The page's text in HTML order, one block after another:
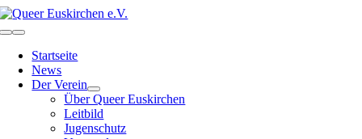
Zum
Inhalt
Toggle
NavigationStartseite
News
Der Verein
Über Queer Euskirchen
Leitbild
Jugenschutz